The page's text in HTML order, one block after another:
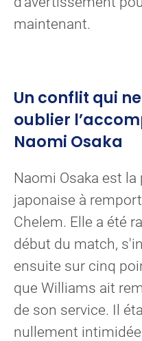
maintenant.
Un conflit qui
oublier
Naomi Osaka
Naomi Osaka est
japonaise à
Chelem. Elle a été
début du match,
ensuite sur cinq
que Williams ait
de son service. Il
nullement intimidée